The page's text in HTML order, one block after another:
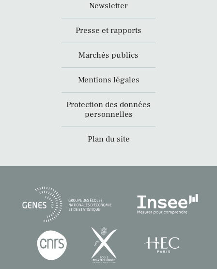
Newsletter
Presse et rapports
Marchés publics
Mentions légales
Protection des données
personnelles
Plan du site